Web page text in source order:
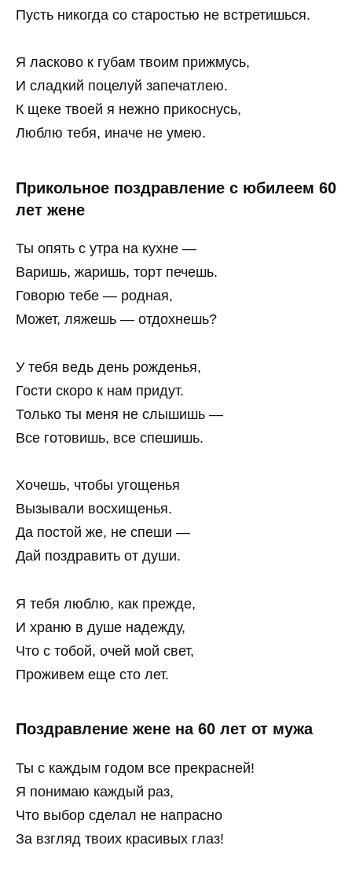
Пусть никогда со старостью не встретишься.
Я ласково к губам твоим прижмусь,
И сладкий поцелуй запечатлею.
К щеке твоей я нежно прикоснусь,
Люблю тебя, иначе не умею.
Прикольное поздравление с юбилеем 60
лет жене
Ты опять с утра на кухне —
Варишь, жаришь, торт печешь.
Говорю тебе — родная,
Может, ляжешь — отдохнешь?
У тебя ведь день рожденья,
Гости скоро к нам придут.
Только ты меня не слышишь —
Все готовишь, все спешишь.
Хочешь, чтобы угощенья
Вызывали восхищенья.
Да постой же, не спеши —
Дай поздравить от души.
Я тебя люблю, как прежде,
И храню в душе надежду,
Что с тобой, очей мой свет,
Проживем еще сто лет.
Поздравление жене на 60 лет от мужа
Ты с каждым годом все прекрасней!
Я понимаю каждый раз,
Что выбор сделал не напрасно
За взгляд твоих красивых глаз!